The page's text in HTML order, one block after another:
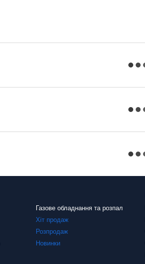
Газове обладнання та розпал
Хіт продаж
Розпродаж
Новинки